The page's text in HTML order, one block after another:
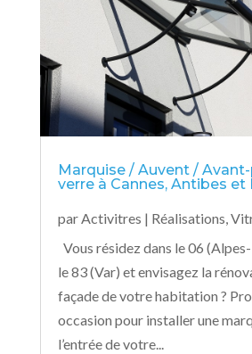
Marquise / Auvent /
verre à Cannes, Antibes et
parActivitres | Réalisations,
Vous résidez dans le 06
le 83 (Var) et envisagez la
façade de votre habitation ?
occasion pour installer une
l’entrée de votre...